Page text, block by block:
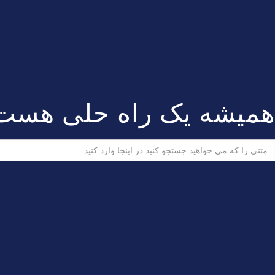
همیشه یک راه حلی
جستجو
برای: